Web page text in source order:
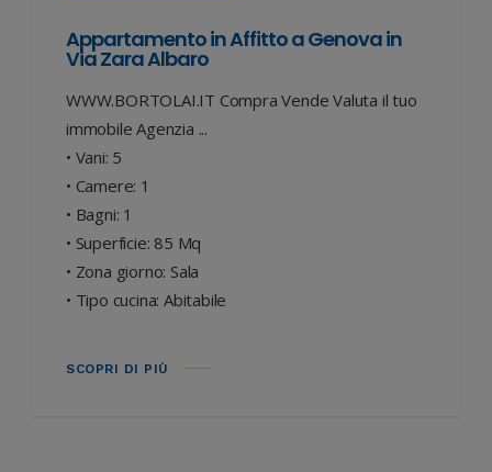
Appartamento in Affitto a Genova in
Via Zara Albaro
WWW.BORTOLAI.IT Compra Vende Valuta il tuo
immobile Agenzia ...
• Vani: 5
• Camere: 1
• Bagni: 1
• Superficie: 85 Mq
• Zona giorno: Sala
• Tipo cucina: Abitabile
SCOPRI DI PIÙ